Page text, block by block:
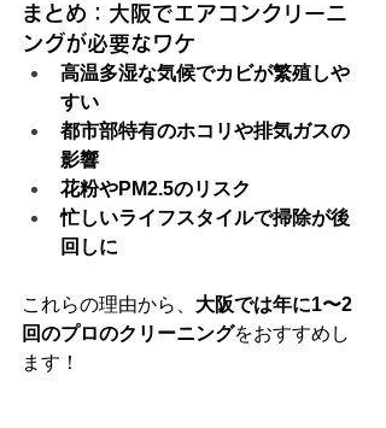
まとめ：大阪でエアコンクリーニ
ングが必要なワケ
高温多湿な気候でカビが繁殖しや
すい
都市部特有のホコリや排気ガスの
影響
花粉やPM2.5のリスク
忙しいライフスタイルで掃除が後
回しに
これらの理由から、 大阪では年に1〜2
回のプロのクリーニングをおすすめし
ます！